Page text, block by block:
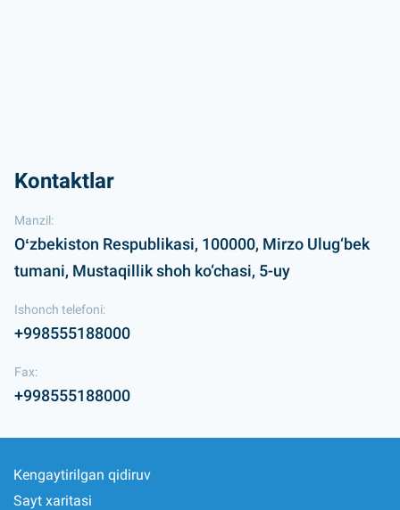
Kontaktlar
Manzil:
Oʻzbekiston Respublikasi, 100000, Mirzo Ulug‘bek
tumani, Mustaqillik shoh ko‘chasi, 5-uy
Ishonch telefoni:
+998555188000
Fax:
+998555188000
Kengaytirilgan qidiruv
Sayt xaritasi